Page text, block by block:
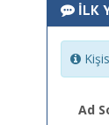
İLK
Ad